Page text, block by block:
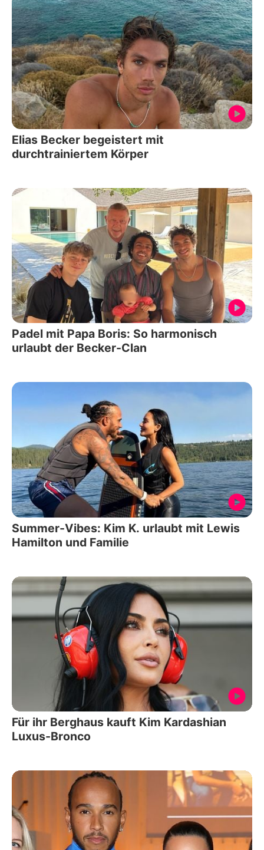
Elias Becker begeistert mit
durchtrainiertem Körper
Padel mit Papa Boris: So harmonisch
urlaubt der Becker-Clan
Summer-Vibes: Kim K. urlaubt mit Lewis
Hamilton und Familie
Für ihr Berghaus kauft Kim Kardashian
Luxus-Bronco